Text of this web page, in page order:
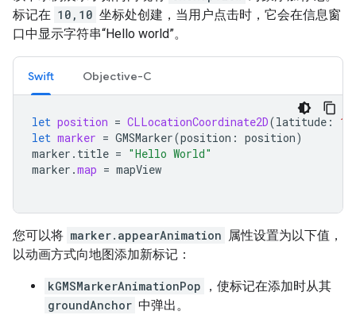
标记在 10,10 坐标处创建，当用户点击时，它会在信息窗
口中显示字符串“Hello world”。
Swift Objective-C
let position = CLLocationCoordinate2D(latitude : 10
let marker = GMSMarker(position : position)
marker . title = "Hello World"
marker .map = mapView
您可以将 marker.appearAnimation 属性设置为以下值，
以动画方式向地图添加新标记：
kGMSMarkerAnimationPop
，使标记在添加时从其
groundAnchor 中弹出。